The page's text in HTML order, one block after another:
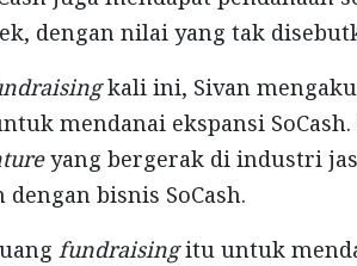
dengan nilai yang tak
kali ini, Sivan
mendanai ekspansi
yang bergerak di industri
bisnis SoCash.
fundraisingitu untuk